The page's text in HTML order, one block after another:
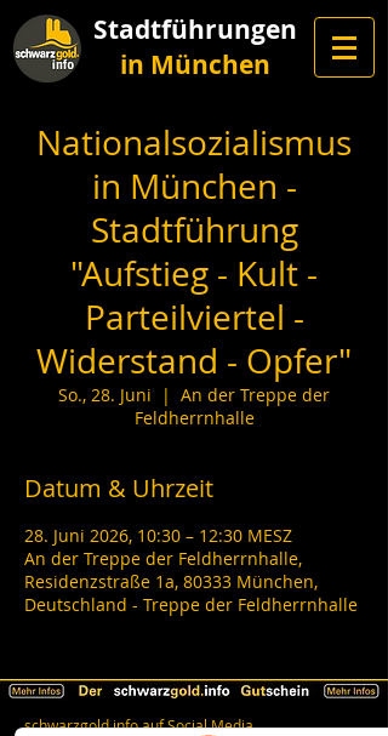
Stadtführungen
in München
Nationalsozialismus
in München -
Stadtführung
"Aufstieg - Kult -
Parteilviertel -
Widerstand - Opfer"
So., 28. Juni
  |
An der Treppe der
Feldherrnhalle
Datum & Uhrzeit
28. Juni 2026, 10:30 – 12:30 MESZ
An der Treppe der Feldherrnhalle,
Residenzstraße 1a, 80333 München,
Deutschland - Treppe der Feldherrnhalle
schwarzgold.info auf Social Media